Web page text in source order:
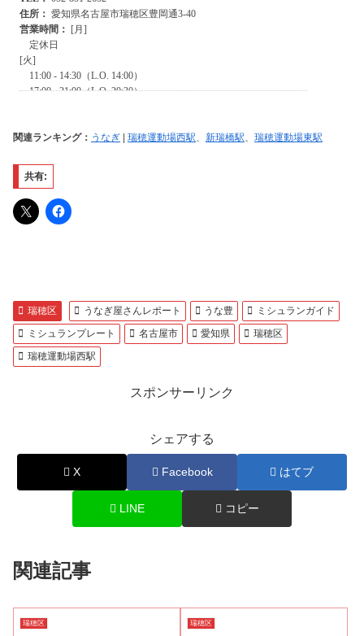
関連ランキング： うなぎ 瑞穂運動場西駅、 新瑞橋駅、 瑞穂運動場東駅
共有:
瑞穂区 うなぎ屋さんレポート うな豊
ミシュランガイド
ミシュランプレート
名古屋市 愛知県
瑞穂区
瑞穂運動場西駅
スポンサーリンク
シェアする
X Facebook はてブ
LINE コピー
関連記事
瑞穂区 瑞穂区